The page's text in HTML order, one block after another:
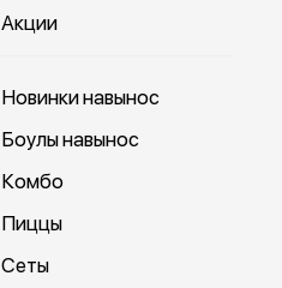
Акции
Новинки навынос
Боулы навынос
Комбо
Пиццы
Сеты